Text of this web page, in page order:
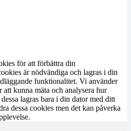
för att förbättra din
är nödvändiga och lagras i din
funktionalitet. Vi använder
att kunna mäta och analysera hur
lagras bara i din dator med ditt
dessa cookies men det kan påverka